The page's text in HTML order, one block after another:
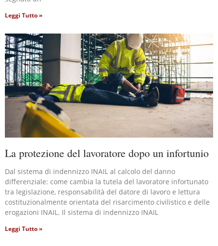
Leggi Tutto »
La protezione del lavoratore dopo un infortunio
Dal sistema di indennizzo INAIL al calcolo del danno
differenziale: come cambia la tutela del lavoratore infortunato
tra legislazione, responsabilità del datore di lavoro e lettura
costituzionalmente orientata del risarcimento civilistico e delle
erogazioni INAIL. Il sistema di indennizzo INAIL
Leggi Tutto »